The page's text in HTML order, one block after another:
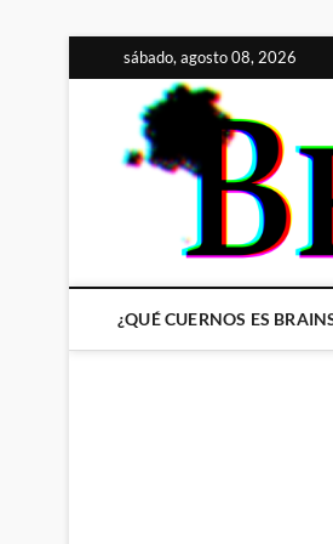
al
contenido
sábado, agosto 08, 2026
¿QUÉ CUERNOS ES